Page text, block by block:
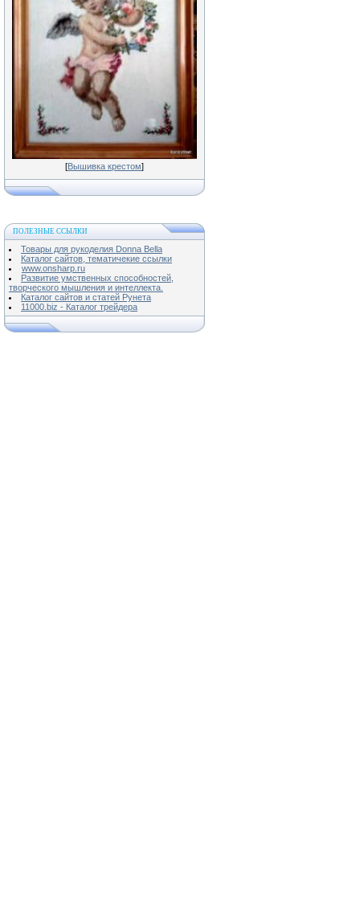
[Вышивка крестом]
ПОЛЕЗНЫЕ ССЫЛКИ
Товары для рукоделия Donna Bella
Каталог сайтов, тематичекие ссылки
www.onsharp.ru
Развитие умственных способностей,
творческого мышления и интеллекта.
Каталог сайтов и статей Рунета
11000.biz - Каталог трейдера